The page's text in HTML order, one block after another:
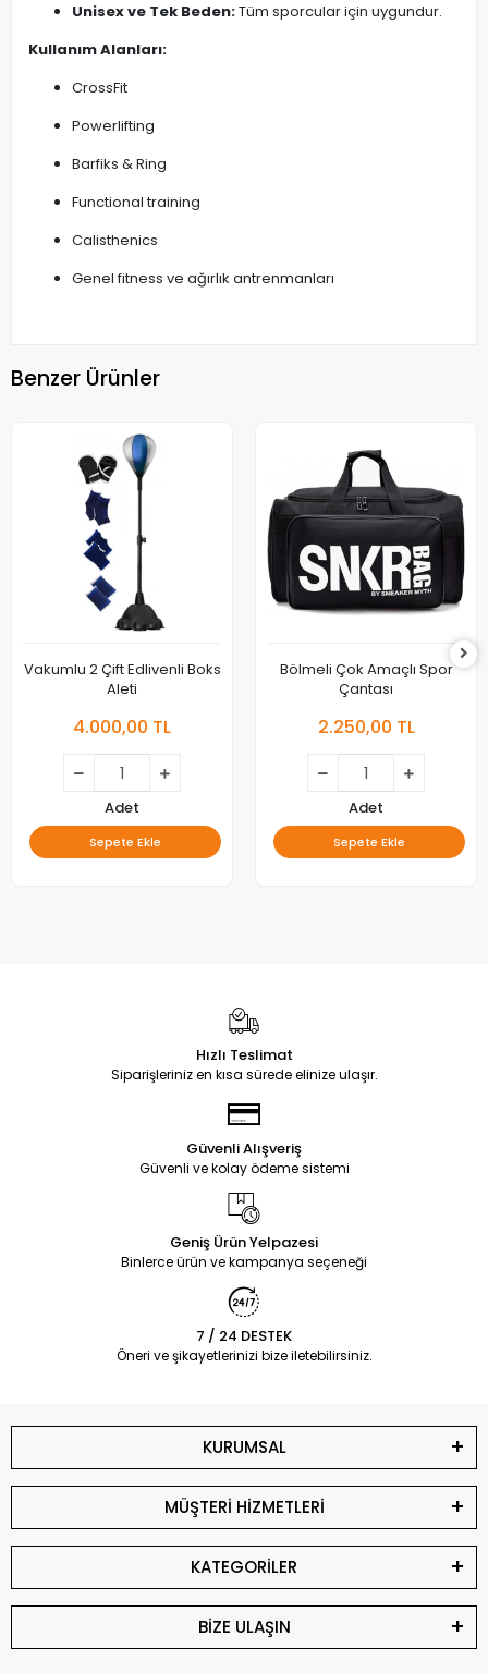
Unisex ve Tek Beden:Tüm sporcular için uygundur.
Kullanım Alanları:
CrossFit
Powerlifting
Barfiks & Ring
Functional training
Calisthenics
Genel fitness ve ağırlık antrenmanları
Benzer Ürünler
Vakumlu 2 Çift Edlivenli Boks
Aleti
4.000,00 TL
Adet
Sepete Ekle
Bölmeli Çok Amaçlı Spor
Çantası
2.250,00 TL
Adet
Sepete Ekle
Hızlı Teslimat
Siparişleriniz en kısa sürede elinize ulaşır.
Güvenli Alışveriş
Güvenli ve kolay ödeme sistemi
Geniş Ürün Yelpazesi
Binlerce ürün ve kampanya seçeneği
7 / 24 DESTEK
Öneri ve şikayetlerinizi bize iletebilirsiniz.
KURUMSAL
MÜŞTERİ HİZMETLERİ
KATEGORİLER
BİZE ULAŞIN